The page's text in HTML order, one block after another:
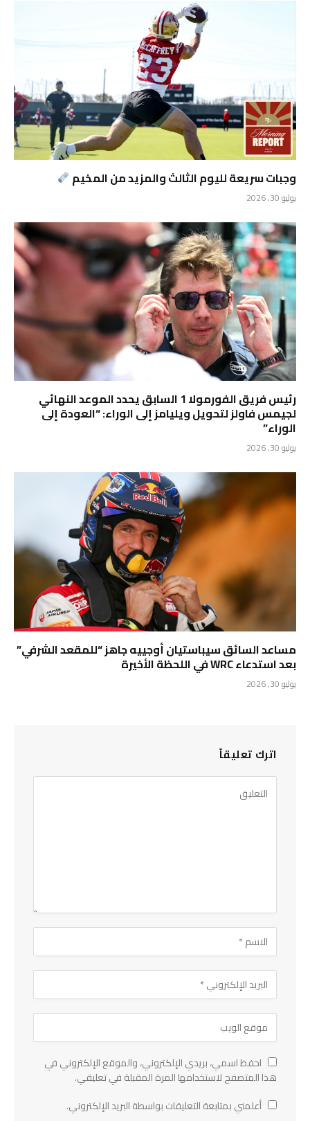
وجبات سريعة لليوم الثالث والمزيد من المخيم
يوليو 30, 2026
رئيس فريق الفورمولا 1 السابق يحدد الموعد النهائي
لجيمس فاولز لتحويل ويليامز إلى الوراء: “العودة إلى
الوراء”
يوليو 30, 2026
مساعد السائق سيباستيان أوجييه جاهز “للمقعد الشرفي”
بعد استدعاء WRC في اللحظة الأخيرة
يوليو 30, 2026
اترك تعليقاً
احفظ اسمي، بريدي الإلكتروني، والموقع الإلكتروني في
هذا المتصفح لاستخدامها المرة المقبلة في تعليقي.
أعلمني بمتابعة التعليقات بواسطة البريد الإلكتروني.